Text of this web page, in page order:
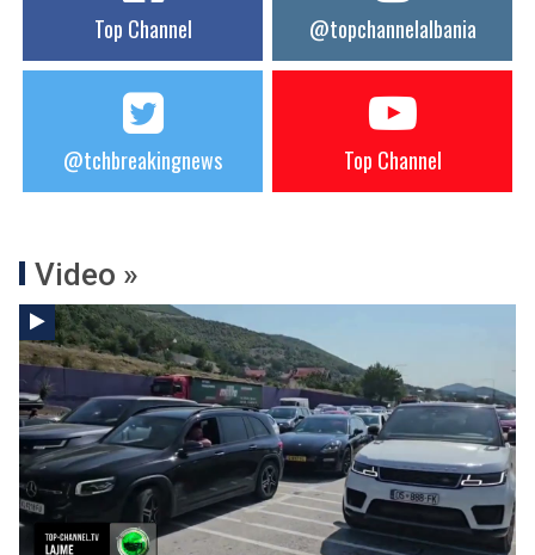
Top Channel @topchannelalbania
@tchbreakingnews Top Channel
Video »